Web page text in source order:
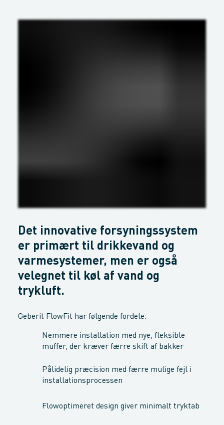
Det innovative forsyningssystem
er primært til drikkevand og
varmesystemer, men er også
velegnet til køl af vand og
trykluft.
Geberit FlowFit har følgende fordele:
Nemmere installation med nye, fleksible
muffer, der kræver færre skift af bakker
Pålidelig præcision med færre mulige fejl i
installationsprocessen
Flowoptimeret design giver minimalt tryktab